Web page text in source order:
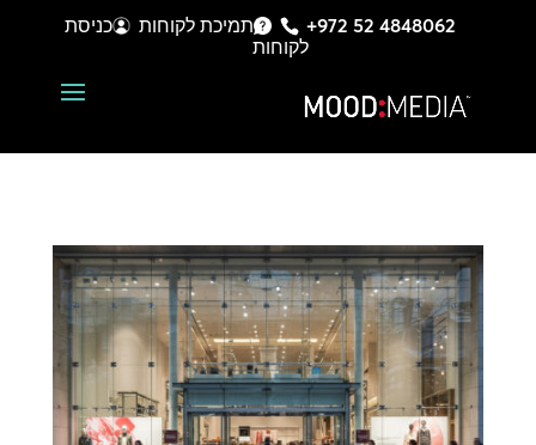
+972 52 4848062 תמיכת לקוחות
כניסת
לקוחות